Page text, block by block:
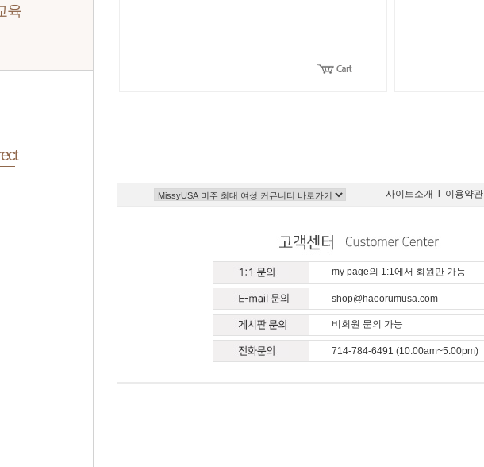
육
사이트소개 이용약관
my page의 1:1에서 회원만 가능
shop@haeorumusa.com
비회원 문의 가능
714-784-6491 (10:00am~5:00pm)